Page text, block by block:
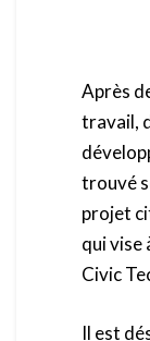
Après
travail,
trouvé
projet
qui vise
Civic
Il est